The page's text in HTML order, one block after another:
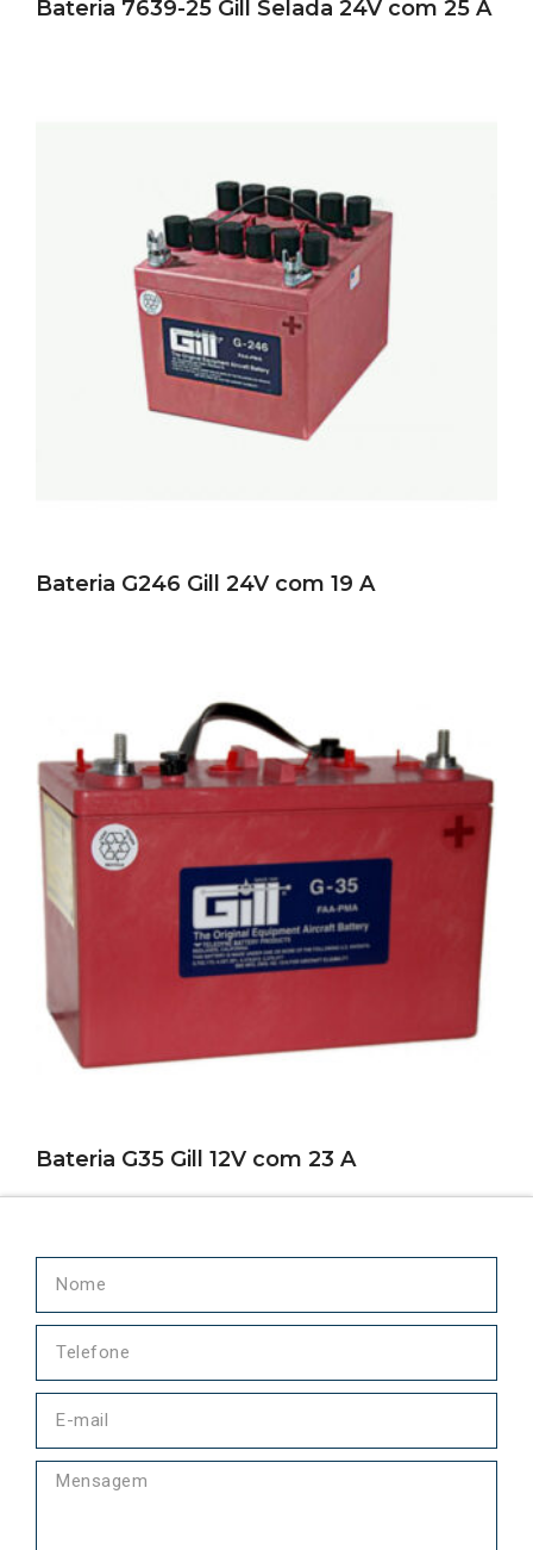
Bateria 7639-25 Gill Selada 24V com 25 A
Bateria G246 Gill 24V com 19 A
Bateria G35 Gill 12V com 23 A